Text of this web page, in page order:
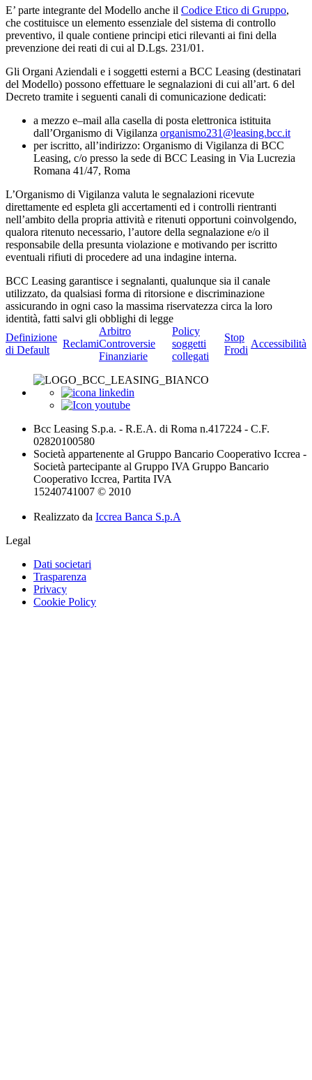
E’ parte integrante del Modello anche il Codice Etico di Gruppo,
che costituisce un elemento essenziale del sistema di controllo
preventivo, il quale contiene principi etici rilevanti ai fini della
prevenzione dei reati di cui al D.Lgs. 231/01.
Gli Organi Aziendali e i soggetti esterni a BCC Leasing (destinatari
del Modello) possono effettuare le segnalazioni di cui all’art. 6 del
Decreto tramite i seguenti canali di comunicazione dedicati:
a mezzo e–mail alla casella di posta elettronica istituita
dall’Organismo di Vigilanza organismo231@leasing.bcc.it
per iscritto, all’indirizzo: Organismo di Vigilanza di BCC
Leasing, c/o presso la sede di BCC Leasing in Via Lucrezia
Romana 41/47, Roma
L’Organismo di Vigilanza valuta le segnalazioni ricevute
direttamente ed espleta gli accertamenti ed i controlli rientranti
nell’ambito della propria attività e ritenuti opportuni coinvolgendo,
qualora ritenuto necessario, l’autore della segnalazione e/o il
responsabile della presunta violazione e motivando per iscritto
eventuali rifiuti di procedere ad una indagine interna.
BCC Leasing garantisce i segnalanti, qualunque sia il canale
utilizzato, da qualsiasi forma di ritorsione e discriminazione
assicurando in ogni caso la massima riservatezza circa la loro
identità, fatti salvi gli obblighi di legge
Definizione
di Default
Reclami
Arbitro
Controversie
Finanziarie
Policy
soggetti
collegati
Stop
Frodi
Accessibilità
Bcc Leasing S.p.a. - R.E.A. di Roma n.417224 - C.F.
02820100580
Società appartenente al Gruppo Bancario Cooperativo Iccrea -
Società partecipante al Gruppo IVA Gruppo Bancario
Cooperativo Iccrea, Partita IVA
15240741007 © 2010
Realizzato da Iccrea Banca S.p.A
Legal
Dati societari
Trasparenza
Privacy
Cookie Policy